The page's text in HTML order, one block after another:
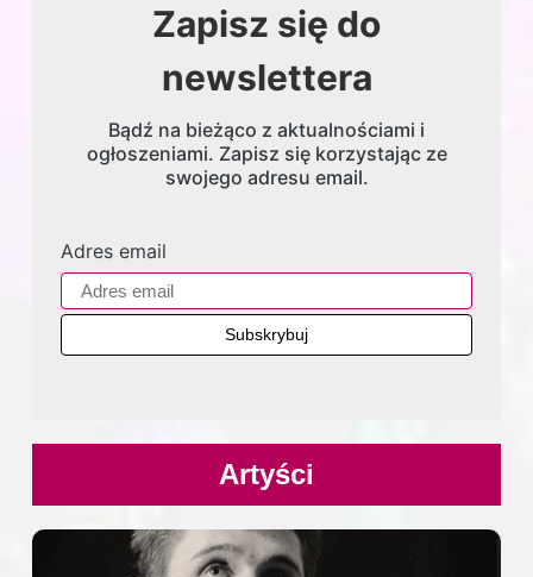
Zapisz się do
newslettera
Bądź na bieżąco z aktualnościami i
ogłoszeniami. Zapisz się korzystając ze
swojego adresu email.
Adres email
Artyści